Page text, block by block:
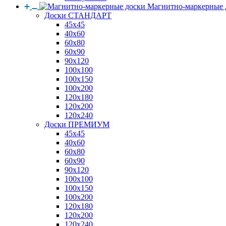
Магнитно-маркерные
Доски СТАНДАРТ
45x45
40x60
60x80
60x90
90x120
100x100
100x150
100x200
120x180
120x200
120x240
Доски ПРЕМИУМ
45x45
40x60
60x80
60x90
90x120
100x100
100x150
100x200
120x180
120x200
120x240